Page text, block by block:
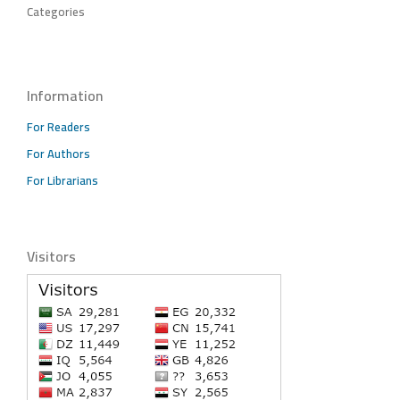
Categories
Information
For Readers
For Authors
For Librarians
Visitors